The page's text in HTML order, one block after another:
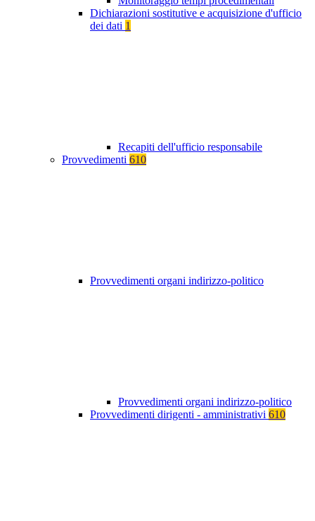
Dichiarazioni sostitutive e acquisizione d'ufficio
dei dati 1
Recapiti dell'ufficio responsabile
Provvedimenti 610
Provvedimenti organi indirizzo-politico
Provvedimenti organi indirizzo-politico
Provvedimenti dirigenti - amministrativi 610